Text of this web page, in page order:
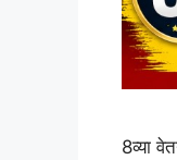
8व्या